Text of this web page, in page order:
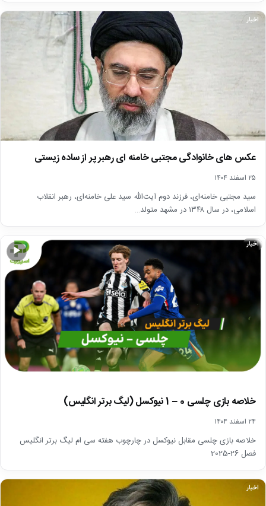
اخبار
عکس های خانوادگی مجتبی خامنه ای رهبر پر از ساده زیستی
۲۵ اسفند ۱۴۰۴
سید مجتبی خامنه‌ای، فرزند دوم آیت‌الله سید علی خامنه‌ای، رهبر انقلاب
اسلامی، در سال ۱۳۴۸ در مشهد متولد…
▶
اخبار
خلاصه بازی چلسی 0 – 1 نیوکسل (لیگ برتر انگلیس)
۲۴ اسفند ۱۴۰۴
خلاصه بازی چلسی مقابل نیوکسل در چارچوب هفته سی ام لیگ برتر انگلیس
فصل 26-2025
اخبار